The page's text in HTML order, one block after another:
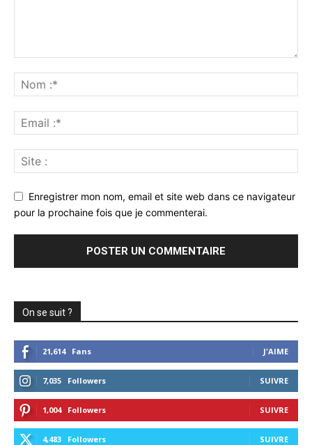
Enregistrer mon nom, email et site web dans ce navigateur
pour la prochaine fois que je commenterai.
On se suit ?
21,614 Fans J'AIME
7,035 Followers SUIVRE
1,004 Followers SUIVRE
4,483 Followers SUIVRE